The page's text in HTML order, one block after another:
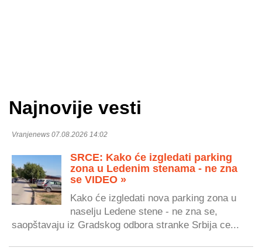
Najnovije vesti
Vranjenews 07.08.2026 14:02
SRCE: Kako će izgledati parking
zona u Ledenim stenama - ne zna
se VIDEO »
Kako će izgledati nova parking zona u
naselju Ledene stene - ne zna se,
saopštavaju iz Gradskog odbora stranke Srbija ce...